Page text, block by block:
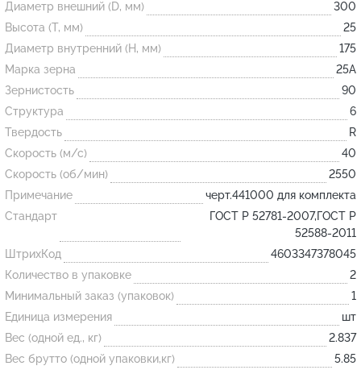
Огнеупорные
изделия
Скачать каталог
Тигель
Муфель
Черпак
Шербер
Трубка
Стержень
Пробка
Подставка
Лодочка
Контакт
Диаметр внешний (D, мм)
300
Высота (T, мм)
25
Диаметр внутренний (H, мм)
175
Марка зерна
25А
Зернистость
90
Структура
6
Твердость
R
Скорость (м/с)
40
Скорость (об/мин)
2550
Примечание
черт.441000 для комплекта
Стандарт
ГОСТ Р 52781-2007,ГОСТ Р
52588-2011
ШтрихКод
4603347378045
Количество в упаковке
2
Минимальный заказ (упаковок)
1
Единица измерения
шт
Вес (одной ед., кг)
2.837
Вес брутто (одной упаковки,кг)
5.85